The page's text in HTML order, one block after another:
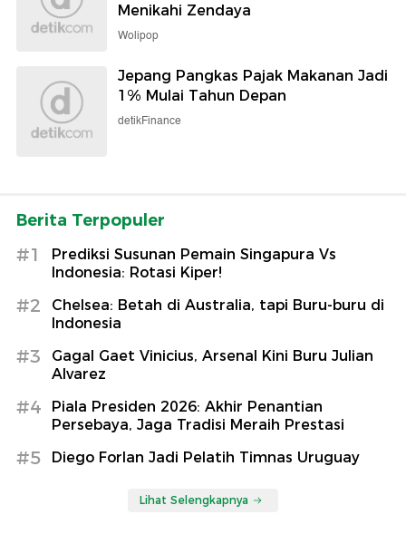
Menikahi Zendaya
Wolipop
Jepang Pangkas Pajak Makanan Jadi
1% Mulai Tahun Depan
detikFinance
Berita Terpopuler
#1
Prediksi Susunan Pemain Singapura Vs
Indonesia: Rotasi Kiper!
#2
Chelsea: Betah di Australia, tapi Buru-buru di
Indonesia
#3
Gagal Gaet Vinicius, Arsenal Kini Buru Julian
Alvarez
#4
Piala Presiden 2026: Akhir Penantian
Persebaya, Jaga Tradisi Meraih Prestasi
#5 Diego Forlan Jadi Pelatih Timnas Uruguay
Lihat Selengkapnya